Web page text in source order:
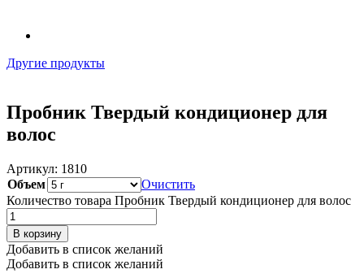
Другие продукты
Пробник Твердый кондиционер для
волос
Артикул: 1810
Объем
Очистить
Количество товара Пробник Твердый кондиционер для волос
В корзину
Добавить в список желаний
Добавить в список желаний